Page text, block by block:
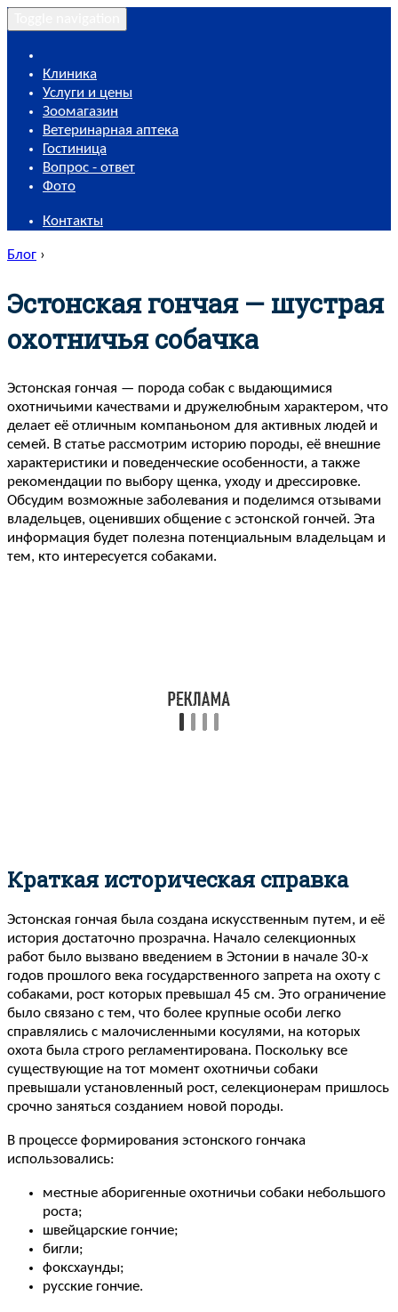
Клиника
Услуги и цены
Зоомагазин
Ветеринарная аптека
Гостиница
Вопрос - ответ
Фото
Контакты
Блог ›
Эстонская гончая — шустрая
охотничья собачка
Эстонская гончая — порода собак с выдающимися
охотничьими качествами и дружелюбным характером, что
делает её отличным компаньоном для активных людей и
семей. В статье рассмотрим историю породы, её внешние
характеристики и поведенческие особенности, а также
рекомендации по выбору щенка, уходу и дрессировке.
Обсудим возможные заболевания и поделимся отзывами
владельцев, оценивших общение с эстонской гончей. Эта
информация будет полезна потенциальным владельцам и
тем, кто интересуется собаками.
Краткая историческая справка
Эстонская гончая была создана искусственным путем, и её
история достаточно прозрачна. Начало селекционных
работ было вызвано введением в Эстонии в начале 30-х
годов прошлого века государственного запрета на охоту с
собаками, рост которых превышал 45 см. Это ограничение
было связано с тем, что более крупные особи легко
справлялись с малочисленными косулями, на которых
охота была строго регламентирована. Поскольку все
существующие на тот момент охотничьи собаки
превышали установленный рост, селекционерам пришлось
срочно заняться созданием новой породы.
В процессе формирования эстонского гончака
использовались:
местные аборигенные охотничьи собаки небольшого
роста;
швейцарские гончие;
бигли;
фоксхаунды;
русские гончие.